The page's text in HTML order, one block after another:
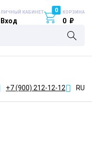
ЛИЧНЫЙ КАБИНЕТ
Вход
0 КОРЗИНА
0 ₽
+7 (900) 212-12-12 RU